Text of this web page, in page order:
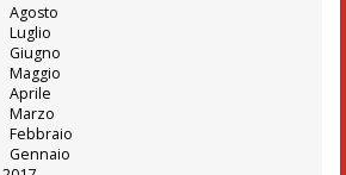
Agosto
Luglio
Giugno
Maggio
Aprile
Marzo
Febbraio
Gennaio